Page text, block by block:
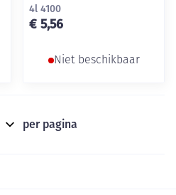
4l 4100
€ 5,56
Niet beschikbaar
per pagina